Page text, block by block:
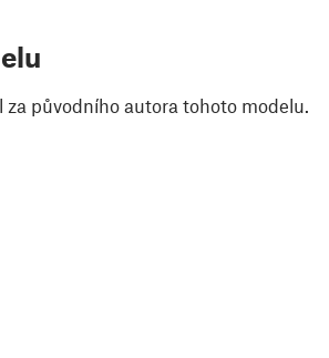
za původního autora tohoto modelu.